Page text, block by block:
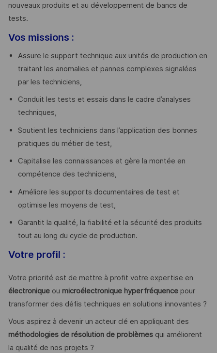
nouveaux produits et au développement de bancs de
tests.
Vos missions :
Assure le support technique aux unités de production en
traitant les anomalies et pannes complexes signalées
par les techniciens,
Conduit les tests et essais dans le cadre d’analyses
techniques,
Soutient les techniciens dans l’application des bonnes
pratiques du métier de test,
Capitalise les connaissances et gère la montée en
compétence des techniciens,
Améliore les supports documentaires de test et
optimise les moyens de test,
Garantit la qualité, la fiabilité et la sécurité des produits
tout au long du cycle de production.
Votre profil :
Votre priorité est de mettre à profit votre expertise en
électroniqueou microélectronique hyperfréquencepour
transformer des défis techniques en solutions innovantes ?
Vous aspirez à devenir un acteur clé en appliquant des
méthodologies de résolution de problèmesqui améliorent
la qualité de nos projets ?